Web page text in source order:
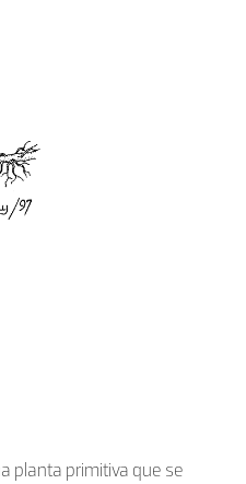
planta primitiva que se